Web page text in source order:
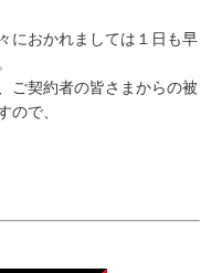
におかれましては１日も早
ご契約者の皆さまからの被
ので、